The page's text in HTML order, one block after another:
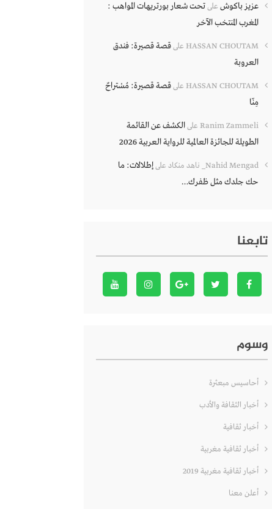
عزيز باكوش علىتحت شعار بورتريهات المواهب :
المغرب المنتخب الآخر
HASSAN CHOUTAM علىقصة قصيرة: فندق
العروبة
HASSAN CHOUTAM علىقصة قصيرة: مُسْتراحٌ
مِنّا
Ranim Zammeli علىالكشف عن القائمة
الطويلة للجائزة العالمية للرواية العربية 2026
Nahid Mengad_ ناهد منكاد علىإطلالات: ما
حك جلدك مثل ظفرك…
تابعنا
وسوم
أحاسيس مبعثرة
أخبار الثقافة والأدب
أخبار ثقافية
أخبار ثقافية مغربية
أخبار ثقافية مغربية 2019
أعلن معنا